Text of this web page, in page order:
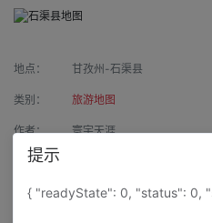
地点： 甘孜州-石渠县
类别： 旅游地图
作者： 寰宇天涯
来源：
属性： 地图属性： 地图类型-综合
提示
{ "readyState": 0, "status": 0,